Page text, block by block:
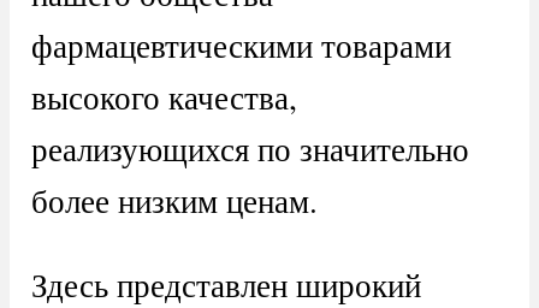
фармацевтическими товарами
высокого качества,
реализующихся по значительно
более низким ценам.
Здесь представлен широкий